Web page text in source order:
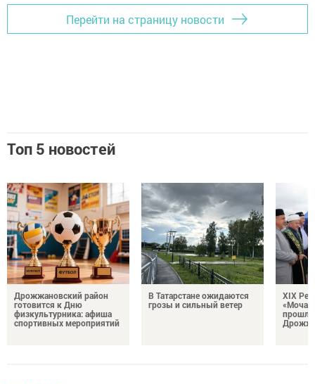
Перейти на страницу новости
Топ 5 новостей
Дрожжановский район
готовится к Дню
физкультурника: афиша
спортивных мероприятий
В Татарстане ожидаются
грозы и сильный ветер
XIX